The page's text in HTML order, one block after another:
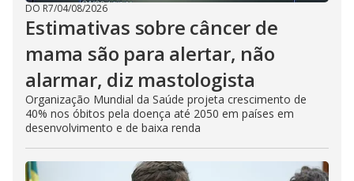
DO R7/04/08/2026
Estimativas sobre câncer de
mama são para alertar, não
alarmar, diz mastologista
Organização Mundial da Saúde projeta crescimento de
40% nos óbitos pela doença até 2050 em países em
desenvolvimento e de baixa renda